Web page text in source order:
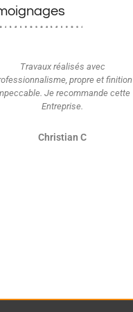
Travaux réalisés avec
propre et finition
Je recommande cette
Entreprise.
Christian C